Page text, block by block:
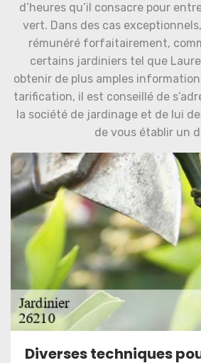
d’heures qu’il consacre pour
vert. Dans des cas
rémunéré forfaitairement,
certains jardiniers tel que
obtenir de plus amples
tarification, il est conseillé de
la société de jardinage et de lui
de vous établir un
Diverses techniques